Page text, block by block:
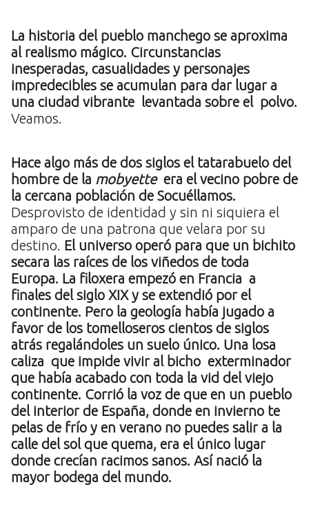
La historia del pueblo manchego se aproxima
al realismo mágico. Circunstancias
inesperadas, casualidades y personajes
impredecibles se acumulan para dar lugar a
una ciudad vibrante levantada sobre el polvo.
Veamos.
Hace algo más de dos siglos el tatarabuelo del
hombre de la mobyetteera el vecino pobre de
la cercana población de Socuéllamos.
Desprovisto de identidad y sin ni siquiera el
amparo de una patrona que velara por su
destino. El universo operó para que un bichito
secara las raíces de los viñedos de toda
Europa. La filoxera empezó en Francia a
finales del siglo XIX y se extendió por el
continente. Pero la geología había jugado a
favor de los tomelloseros cientos de siglos
atrás regalándoles un suelo único. Una losa
caliza que impide vivir al bicho exterminador
que había acabado con toda la vid del viejo
continente. Corrió la voz de que en un pueblo
del interior de España, donde en invierno te
pelas de frío y en verano no puedes salir a la
calle del sol que quema, era el único lugar
donde crecían racimos sanos. Así nació la
mayor bodega del mundo.